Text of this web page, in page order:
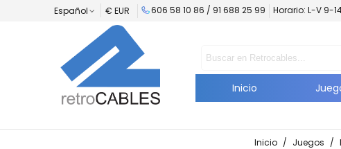
Español € EUR 606 58 10 86 / 91 688 25 99 Horario: L-V 9-
Inicio
Inicio / Juegos /